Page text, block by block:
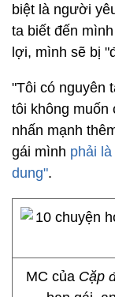
biệt là người
ta biết đến
lợi, mình sẽ bị
"Tôi có nguyên
tôi không muốn
nhấn mạnh
gái mình phải
dung".
MC của Cặp